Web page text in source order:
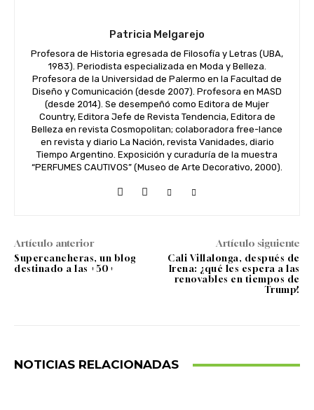
Patricia Melgarejo
Profesora de Historia egresada de Filosofía y Letras (UBA,
1983). Periodista especializada en Moda y Belleza.
Profesora de la Universidad de Palermo en la Facultad de
Diseño y Comunicación (desde 2007). Profesora en MASD
(desde 2014). Se desempeñó como Editora de Mujer
Country, Editora Jefe de Revista Tendencia, Editora de
Belleza en revista Cosmopolitan; colaboradora free-lance
en revista y diario La Nación, revista Vanidades, diario
Tiempo Argentino. Exposición y curaduría de la muestra
“PERFUMES CAUTIVOS” (Museo de Arte Decorativo, 2000).
Artículo anterior
Supercancheras, un blog
destinado a las +50+
Artículo siguiente
Cali Villalonga, después de
Irena: ¿qué les espera a las
renovables en tiempos de
Trump?
NOTICIAS RELACIONADAS